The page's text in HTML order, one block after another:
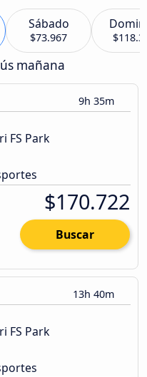
Sábado
$73.967
mañana
9h 35m
FS Park
$170.722
Buscar
13h 40m
FS Park